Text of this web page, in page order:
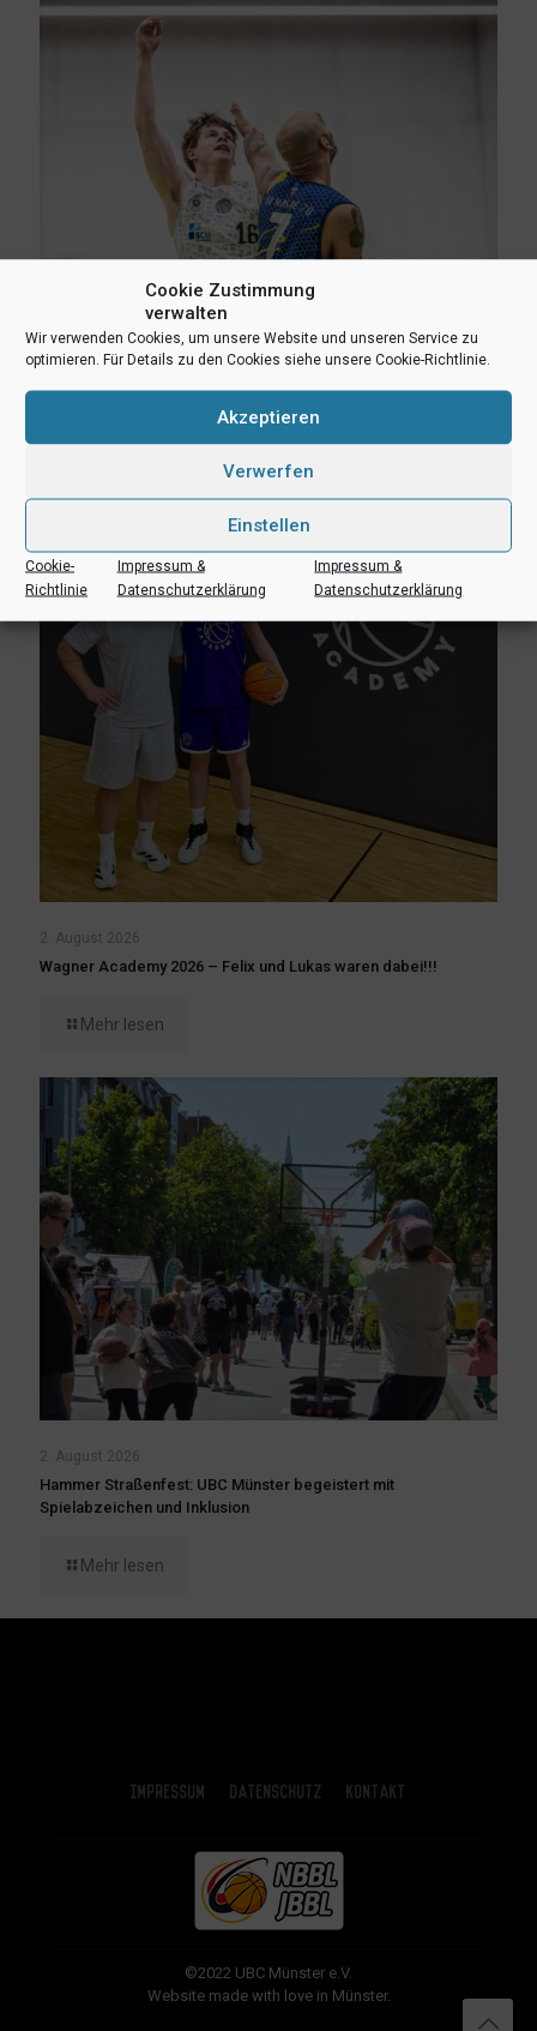
Cookie Zustimmung
verwalten
Wir verwenden Cookies, um unsere Website und unseren Service zu
optimieren. Für Details zu den Cookies siehe unsere Cookie-Richtlinie.
Akzeptieren
Verwerfen
Einstellen
Cookie-
Richtlinie
Impressum &
Datenschutzerklärung
Impressum &
Datenschutzerklärung
2. August 2026
Wagner Academy 2026 – Felix und Lukas waren dabei!!!
Mehr lesen
2. August 2026
Hammer Straßenfest: UBC Münster begeistert mit
Spielabzeichen und Inklusion
Mehr lesen
Impressum Datenschutz Kontakt
©2022 UBC Münster e.V.
Website made with love in Münster.